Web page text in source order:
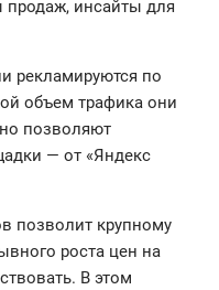
продаж, инсайты для
рекламируются по
объем трафика они
позволяют
— от «Яндекс
позволит крупному
роста цен на
В этом